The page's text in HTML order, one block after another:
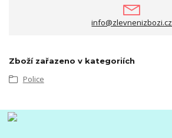
info@zlevnenizbozi.cz
Zboží zařazeno v kategoriích
Police